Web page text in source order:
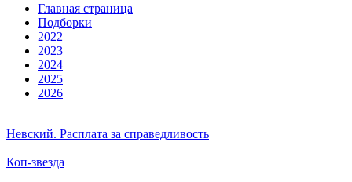
Глав­ная стра­ни­ца
Подборки
2022
2023
2024
2025
2026
Невский. Расплата за справедливость
Коп-звезда